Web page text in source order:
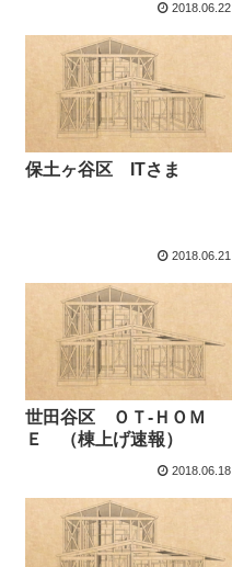
2018.06.22
保土ヶ谷区 ITさま
2018.06.21
世田谷区 ＯＴ-ＨＯＭ
Ｅ （棟上げ速報）
2018.06.18